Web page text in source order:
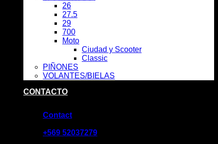
26
27.5
29
700
Moto
Ciudad y Scooter
Classic
PIÑONES
VOLANTES/BIELAS
CONTACTO
Contact
+569 52037279